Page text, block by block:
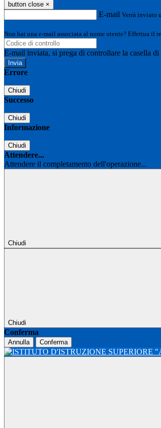
button close ×
E-mail Verrà inviato
Non hai una e-mail associata al nome utente? Effettua il
E-mail inviata, si prega di controllare la casella di
Errore
Chiudi
Successo
Chiudi
Informazione
Chiudi
Attendere...
Attendere il completamento dell'operazione...
Chiudi
Chiudi
Conferma
Annulla Conferma